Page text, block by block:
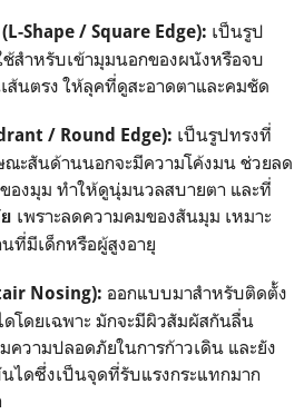
Shape / Square Edge): เป็นรูป
สำหรับเข้ามุมนอกของผนังหรือจบ
ส้นตรง ให้ลุคที่ดูสะอาดตาและคมชัด
/ Round Edge): เป็นรูปทรงที่
ะสันด้านนอกจะมีความโค้งมน ช่วยลด
องมุม ทำให้ดูนุ่มนวลสบายตา และที่
เพราะลดความคมของสันมุม เหมาะ
ที่มีเด็กหรือผู้สูงอายุ
Nosing): ออกแบบมาสำหรับติดตั้ง
โดยเฉพาะ มักจะมีผิวสัมผัสกันลื่น
ความปลอดภัยในการก้าวเดิน และยัง
ไดซึ่งเป็นจุดที่รับแรงกระแทกมาก